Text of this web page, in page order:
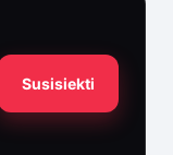
Susisiekti